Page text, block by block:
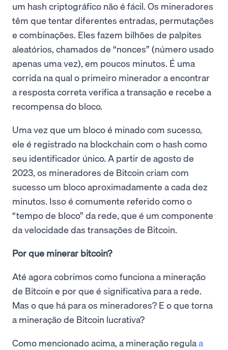
um hash criptográfico não é fácil. Os mineradores
têm que tentar diferentes entradas, permutações
e combinações. Eles fazem bilhões de palpites
aleatórios, chamados de “nonces” (número usado
apenas uma vez), em poucos minutos. É uma
corrida na qual o primeiro minerador a encontrar
a resposta correta verifica a transação e recebe a
recompensa do bloco.
Uma vez que um bloco é minado com sucesso,
ele é registrado na blockchain com o hash como
seu identificador único. A partir de agosto de
2023, os mineradores de Bitcoin criam com
sucesso um bloco aproximadamente a cada dez
minutos. Isso é comumente referido como o
“tempo de bloco” da rede, que é um componente
da velocidade das transações de Bitcoin.
Por que minerar bitcoin?
Até agora cobrimos como funciona a mineração
de Bitcoin e por que é significativa para a rede.
Mas o que há para os mineradores? E o que torna
a mineração de Bitcoin lucrativa?
Como mencionado acima, a mineração regulaa